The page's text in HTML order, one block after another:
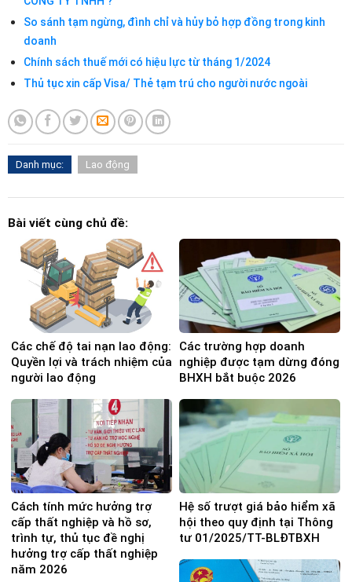
So sánh tạm ngừng, đình chỉ và hủy bỏ hợp đồng trong kinh
doanh
Chính sách thuế mới có hiệu lực từ tháng 1/2024
Thủ tục xin cấp Visa/ Thẻ tạm trú cho người nước ngoài
Danh mục: Lao động
Bài viết cùng chủ đề:
Các chế độ tai nạn lao động:
Quyền lợi và trách nhiệm của
người lao động
Các trường hợp doanh
nghiệp được tạm dừng đóng
BHXH bắt buộc 2026
Cách tính mức hưởng trợ
cấp thất nghiệp và hồ sơ,
trình tự, thủ tục đề nghị
hưởng trợ cấp thất nghiệp
năm 2026
Hệ số trượt giá bảo hiểm xã
hội theo quy định tại Thông
tư 01/2025/TT-BLĐTBXH